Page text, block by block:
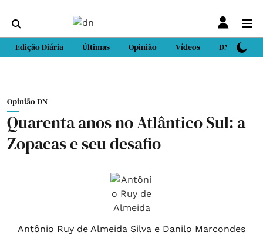
Edição Diária Últimas Opinião Vídeos DN Sport
Opinião DN
Quarenta anos no Atlântico Sul: a
Zopacas e seu desafio
Antônio Ruy de Almeida Silva e Danilo Marcondes